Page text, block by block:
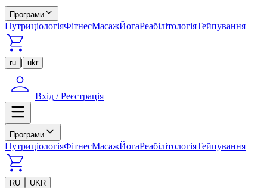
Програми
НутриціологіяФітнесМасажЙогаРеабілітологіяТейпування
ru | ukr
Вхід / Реєстрація
Програми
НутриціологіяФітнесМасажЙогаРеабілітологіяТейпування
RU UKR